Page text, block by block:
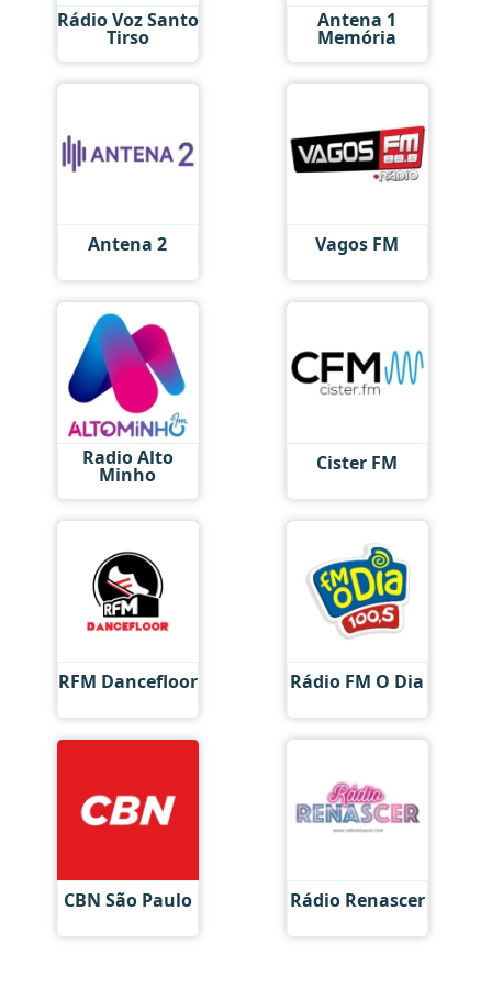
Rádio Voz Santo
Tirso
Antena 1
Memória
Antena 2 Vagos FM
Radio Alto
Minho Cister FM
RFM Dancefloor Rádio FM O Dia
CBN São Paulo Rádio Renascer